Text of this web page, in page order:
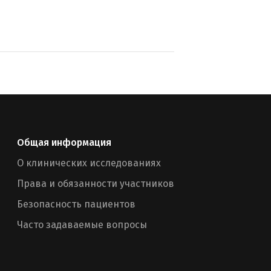
Общая информация
О клинических исследованиях
Права и обязанности участников
Безопасность пациентов
Часто задаваемые вопросы